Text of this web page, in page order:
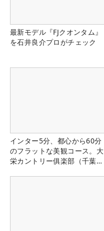
最新モデル『FJクオンタム』
を石井良介プロがチェック
インター5分、都心から60分
のフラットな美観コース。大
栄カントリー俱楽部（千葉